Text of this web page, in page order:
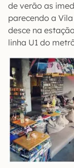
de verão as
parecendo a
desce na
linha U1 do